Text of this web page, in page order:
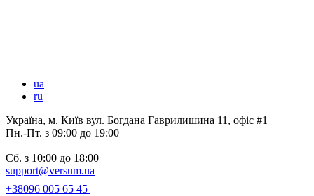
ua
ru
Україна, м. Київ вул. Богдана Гаврилишина 11, офіс #1
Пн.-Пт. з 09:00 до 19:00
Сб. з 10:00 до 18:00
support@versum.ua
+38096 005 65 45